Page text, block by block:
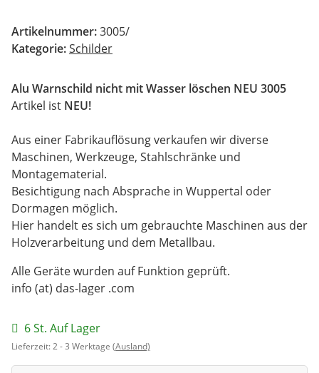
Artikelnummer:3005/
Kategorie:Schilder
Alu Warnschild nicht mit Wasser löschen NEU 3005
Artikel ist NEU!
Aus einer Fabrikauflösung verkaufen wir diverse
Maschinen, Werkzeuge, Stahlschränke und
Montagematerial.
Besichtigung nach Absprache in Wuppertal oder
Dormagen möglich.
Hier handelt es sich um gebrauchte Maschinen aus der
Holzverarbeitung und dem Metallbau.
Alle Geräte wurden auf Funktion geprüft.
info (at) das-lager .com
6 St. Auf Lager
Lieferzeit:2 - 3 Werktage (Ausland)